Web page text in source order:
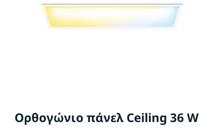
Ορθογώνιο πάνελ Ceiling 36 W